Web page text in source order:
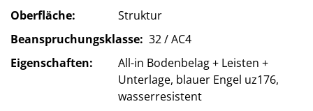
Oberfläche
Struktur
Beanspruchungsklasse 32 / AC4
Eigenschaften
All-in Bodenbelag + Leisten +
Unterlage, blauer Engel uz176,
wasserresistent